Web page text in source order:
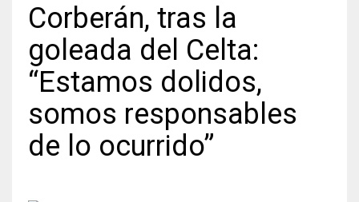
NYJ
Corberán, tras la
goleada del Celta:
“Estamos dolidos,
somos responsables
de lo ocurrido”